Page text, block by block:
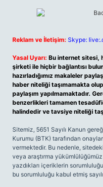
Reklam ve İletişim: Skype:
Yasal Uyarı: Bu internet sitesi,
şirketi ile hiçbir bağlantısı
hazırladığımız makaleler
haber niteliği taşımamakta
paylaşım yapılmamaktadır.
benzerlikleri tamamen
halindedir ve tavsiye niteliği
Sitemiz, 5651 Sayılı Kanun
Kurumu (BTK) tarafından
vermektedir. Bu nedenle,
veya araştırma
yazdıkları içeriklerin
bu sorumluluğu kabul etmiş